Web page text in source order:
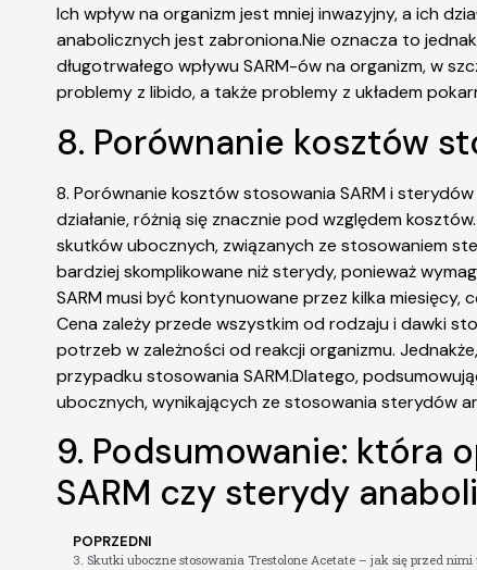
Ich wpływ na organizm jest mniej inwazyjny, a ich
anabolicznych jest zabroniona.Nie oznacza to
długotrwałego wpływu SARM-ów na organizm, w
problemy z libido, a także problemy z układem
8. Porównanie kosztów
8. Porównanie kosztów stosowania SARM i
działanie, różnią się znacznie pod względem
skutków ubocznych, związanych ze stosowaniem
bardziej skomplikowane niż sterydy, ponieważ
SARM musi być kontynuowane przez kilka
Cena zależy przede wszystkim od rodzaju i dawki
potrzeb w zależności od reakcji organizmu.
przypadku stosowania SARM.Dlatego,
ubocznych, wynikających ze stosowania sterydów
9. Podsumowanie: która
SARM czy sterydy
POPRZEDNI
3. Skutki uboczne stosowania Trestolone Acetate – jak się przed nimi